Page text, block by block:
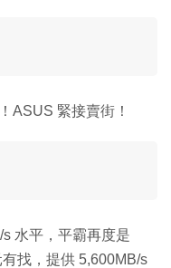
ASUS 緊接賣街！
水平，平霸再度是
找，提供 5,600MB/s